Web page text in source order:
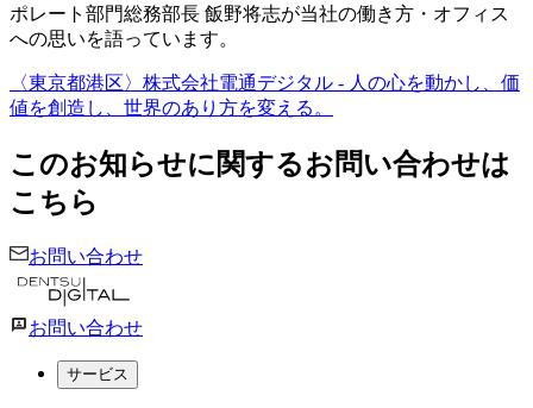
ポレート部門総務部長 飯野将志が当社の働き方・オフィス
への思いを語っています。
〈東京都港区〉株式会社電通デジタル - 人の心を動かし、価
値を創造し、世界のあり方を変える。
このお知らせに関するお問い合わせは
こちら
お問い合わせ
お問い合わせ
サービス